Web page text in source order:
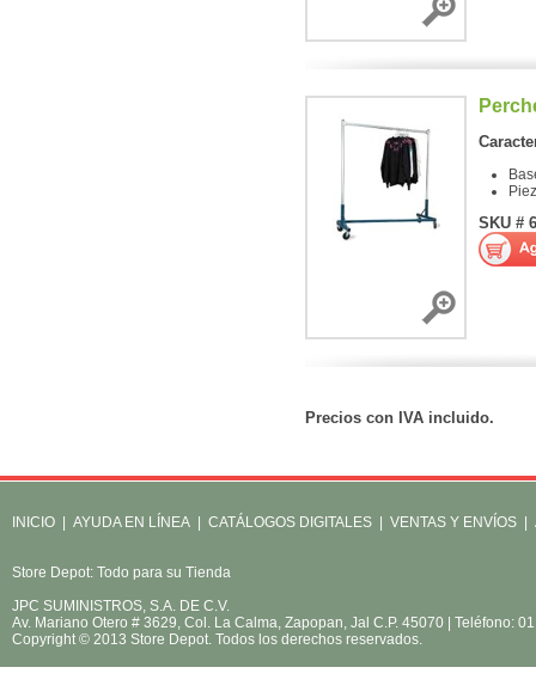
SKU #
Precios con IVA incluido.
INICIO AYUDA EN LÍNEA CATÁLOGOS DIGITALES VENTAS Y ENVÍOS
Store Depot: Todo para su Tienda
JPC SUMINISTROS, S.A. DE C.V.
Av. Mariano Otero # 3629, Col. La Calma, Zapopan, Jal C.P. 45070 | Teléfono:
Copyright © 2013 Store Depot. Todos los derechos reservados.